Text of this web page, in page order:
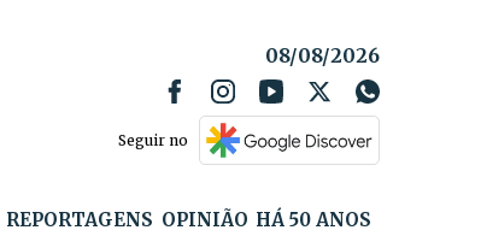
08/08/2026
Seguir no
REPORTAGENS OPINIÃO HÁ 50 ANOS